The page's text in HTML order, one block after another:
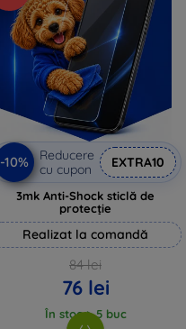
-10%
Reducere
cu cupon
EXTRA10
3mk Anti-Shock sticlă de
protecție
Realizat la comandă
84 lei
76 lei
În stoc > 5 buc